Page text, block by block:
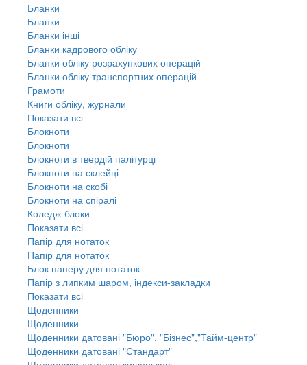
Бланки
Бланки
Бланки інші
Бланки кадрового обліку
Бланки обліку розрахункових операцій
Бланки обліку транспортних операцій
Грамоти
Книги обліку, журнали
Показати всі
Блокноти
Блокноти
Блокноти в твердій палітурці
Блокноти на склейці
Блокноти на скобі
Блокноти на спіралі
Коледж-блоки
Показати всі
Папір для нотаток
Папір для нотаток
Блок паперу для нотаток
Папір з липким шаром, індекси-закладки
Показати всі
Щоденники
Щоденники
Щоденники датовані "Бюро", "Бізнес","Тайм-центр"
Щоденники датовані "Стандарт"